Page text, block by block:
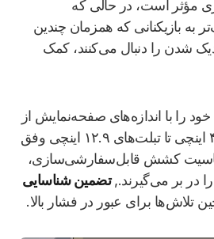
مؤثر است، در حالی که
بازیکنانی که همزمان چندین
شدن را دنبال می‌کنند، کمک
را با اندازه‌های صفحه‌نمایش از
گوشی‌های هوشمند ۴.۷ اینچی تا تبلت‌های ۱۲.۹ اینچی وفق
کشش قابل‌سفارشی‌سازی،
در بر می‌گیرند.,تضمین شناسایی
تلاش‌ها برای عبور در فشار بالا.